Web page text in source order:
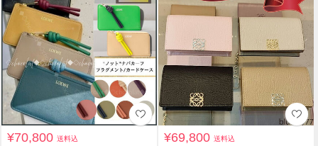
¥70,800送料込 ¥69,800送料込